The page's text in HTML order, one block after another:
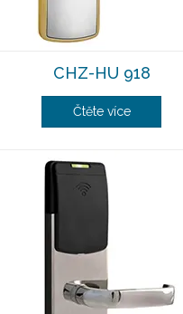
CHZ-HU 918
Čtěte více